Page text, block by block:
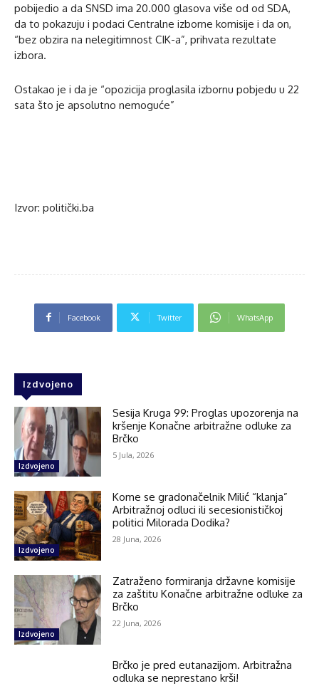
pobijedio a da SNSD ima 20.000 glasova više od od SDA,
da to pokazuju i podaci Centralne izborne komisije i da on,
“bez obzira na nelegitimnost CIK-a”, prihvata rezultate
izbora.
Ostakao je i da je “opozicija proglasila izbornu pobjedu u 22
sata što je apsolutno nemoguće”
Izvor: politički.ba
Facebook Twitter WhatsApp
Izdvojeno
Izdvojeno
Sesija Kruga 99: Proglas upozorenja na
kršenje Konačne arbitražne odluke za
Brčko
5 Jula, 2026
Izdvojeno
Kome se gradonačelnik Milić “klanja”
Arbitražnoj odluci ili secesionističkoj
politici Milorada Dodika?
28 Juna, 2026
Izdvojeno
Zatraženo formiranja državne komisije
za zaštitu Konačne arbitražne odluke za
Brčko
22 Juna, 2026
Brčko je pred eutanazijom. Arbitražna
odluka se neprestano krši!